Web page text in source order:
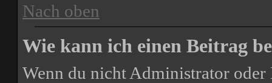
Nach oben
Wie kann ich einen Beitrag
Wenn du nicht Administrator